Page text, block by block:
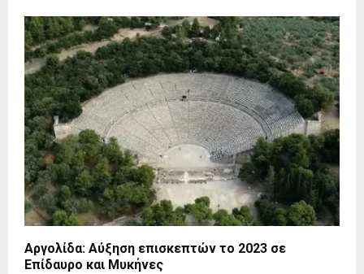
Αργολίδα: Αύξηση επισκεπτών το 2023 σε
Επίδαυρο και Μυκήνες